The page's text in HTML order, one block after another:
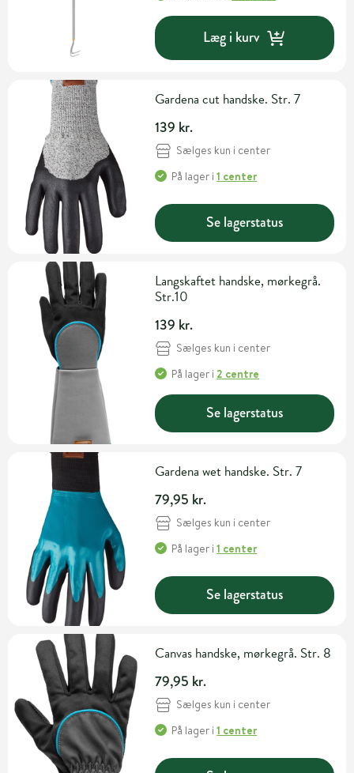
Læg i kurv
Gardena cut handske. Str. 7
139 kr.
Sælges kun i center
På lager i1 center
Se lagerstatus
Langskaftet handske, mørkegrå.
Str.10
139 kr.
Sælges kun i center
På lager i2 centre
Se lagerstatus
Gardena wet handske. Str. 7
79,95 kr.
Sælges kun i center
På lager i1 center
Se lagerstatus
Canvas handske, mørkegrå. Str. 8
79,95 kr.
Sælges kun i center
På lager i1 center